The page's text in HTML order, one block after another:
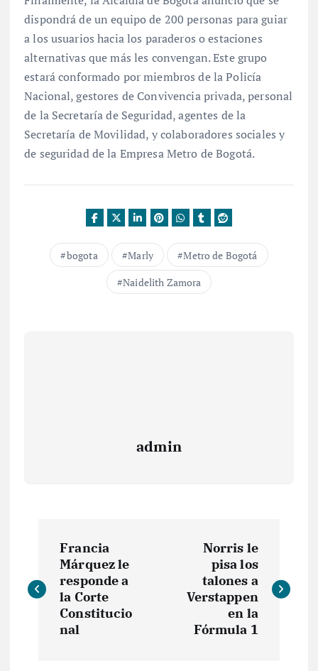
dispondrá de un equipo de 200 personas para guiar
a los usuarios hacia los paraderos o estaciones
alternativas que más les convengan. Este grupo
estará conformado por miembros de la Policía
Nacional, gestores de Convivencia privada, personal
de la Secretaría de Seguridad, agentes de la
Secretaría de Movilidad, y colaboradores sociales y
de seguridad de la Empresa Metro de Bogotá.
bogota Marly
Metro de Bogotá
Naidelith Zamora
admin
a
v
Francia
Márquez le
responde a
la Corte
Constitucio
nal
Norris le
pisa los
talones a
Verstappen
en la
Fórmula 1